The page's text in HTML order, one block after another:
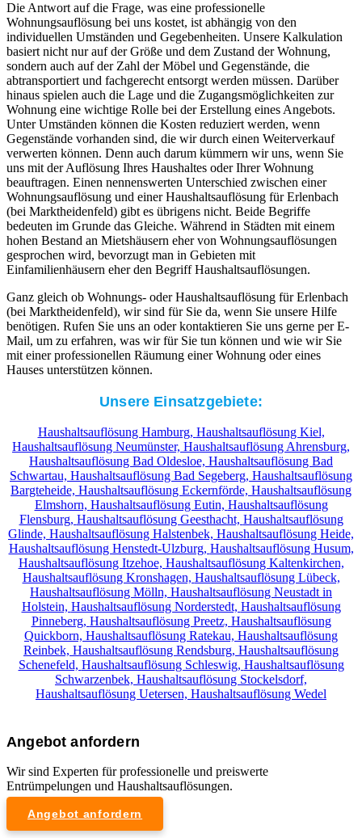
Die Antwort auf die Frage, was eine professionelle
Wohnungsauflösung bei uns kostet, ist abhängig von den
individuellen Umständen und Gegebenheiten. Unsere Kalkulation
basiert nicht nur auf der Größe und dem Zustand der Wohnung,
sondern auch auf der Zahl der Möbel und Gegenstände, die
abtransportiert und fachgerecht entsorgt werden müssen. Darüber
hinaus spielen auch die Lage und die Zugangsmöglichkeiten zur
Wohnung eine wichtige Rolle bei der Erstellung eines Angebots.
Unter Umständen können die Kosten reduziert werden, wenn
Gegenstände vorhanden sind, die wir durch einen Weiterverkauf
verwerten können. Denn auch darum kümmern wir uns, wenn Sie
uns mit der Auflösung Ihres Haushaltes oder Ihrer Wohnung
beauftragen. Einen nennenswerten Unterschied zwischen einer
Wohnungsauflösung und einer Haushaltsauflösung für Erlenbach
(bei Marktheidenfeld) gibt es übrigens nicht. Beide Begriffe
bedeuten im Grunde das Gleiche. Während in Städten mit einem
hohen Bestand an Mietshäusern eher von Wohnungsauflösungen
gesprochen wird, bevorzugt man in Gebieten mit
Einfamilienhäusern eher den Begriff Haushaltsauflösungen.
Ganz gleich ob Wohnungs- oder Haushaltsauflösung für Erlenbach
(bei Marktheidenfeld), wir sind für Sie da, wenn Sie unsere Hilfe
benötigen. Rufen Sie uns an oder kontaktieren Sie uns gerne per E-
Mail, um zu erfahren, was wir für Sie tun können und wie wir Sie
mit einer professionellen Räumung einer Wohnung oder eines
Hauses unterstützen können.
Unsere Einsatzgebiete:
Haushaltsauflösung Hamburg, Haushaltsauflösung Kiel,
Haushaltsauflösung Neumünster, Haushaltsauflösung Ahrensburg,
Haushaltsauflösung Bad Oldesloe, Haushaltsauflösung Bad
Schwartau, Haushaltsauflösung Bad Segeberg, Haushaltsauflösung
Bargteheide, Haushaltsauflösung Eckernförde, Haushaltsauflösung
Elmshorn, Haushaltsauflösung Eutin, Haushaltsauflösung
Flensburg, Haushaltsauflösung Geesthacht, Haushaltsauflösung
Glinde, Haushaltsauflösung Halstenbek, Haushaltsauflösung Heide,
Haushaltsauflösung Henstedt-Ulzburg, Haushaltsauflösung Husum,
Haushaltsauflösung Itzehoe, Haushaltsauflösung Kaltenkirchen,
Haushaltsauflösung Kronshagen, Haushaltsauflösung Lübeck,
Haushaltsauflösung Mölln, Haushaltsauflösung Neustadt in
Holstein, Haushaltsauflösung Norderstedt, Haushaltsauflösung
Pinneberg, Haushaltsauflösung Preetz, Haushaltsauflösung
Quickborn, Haushaltsauflösung Ratekau, Haushaltsauflösung
Reinbek, Haushaltsauflösung Rendsburg, Haushaltsauflösung
Schenefeld, Haushaltsauflösung Schleswig, Haushaltsauflösung
Schwarzenbek, Haushaltsauflösung Stockelsdorf,
Haushaltsauflösung Uetersen, Haushaltsauflösung Wedel
Angebot anfordern
Wir sind Experten für professionelle und preiswerte
Entrümpelungen und Haushaltsauflösungen.
Angebot anfordern